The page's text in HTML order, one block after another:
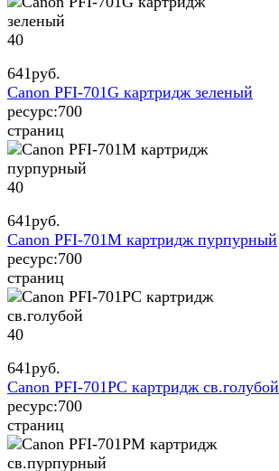
40
641руб.
Canon PFI-701G картридж зеленый
ресурс:700
страниц
40
641руб.
Canon PFI-701M картридж пурпурный
ресурс:700
страниц
40
641руб.
Canon PFI-701PC картридж св.голубой
ресурс:700
страниц